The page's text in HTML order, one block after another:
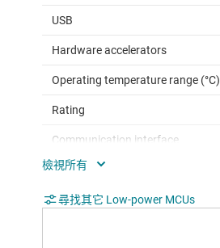
USB
Hardware accelerators
Operating temperature range (°C)
Rating
Communication interface
Operating system
Nonvolatile memory (kByte)
尋找其它 Low-power MCUs